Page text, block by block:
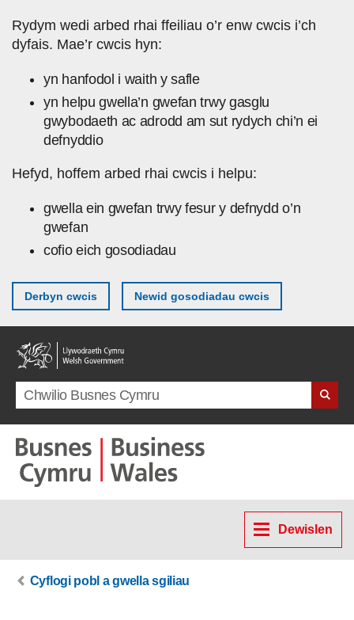
Rydym wedi arbed rhai ffeiliau o’r enw cwcis i’ch
dyfais. Mae’r cwcis hyn:
yn hanfodol i waith y safle
yn helpu gwella’n gwefan trwy gasglu
gwybodaeth ac adrodd am sut rydych chi’n ei
defnyddio
Hefyd, hoffem arbed rhai cwcis i helpu:
gwella ein gwefan trwy fesur y defnydd o’n
gwefan
cofio eich gosodiadau
Derbyn cwcis Newid gosodiadau cwcis
Search term
Dewislen
Cyflogi pobl a gwella sgiliau